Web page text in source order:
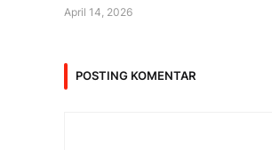
April 14, 2026
POSTING KOMENTAR